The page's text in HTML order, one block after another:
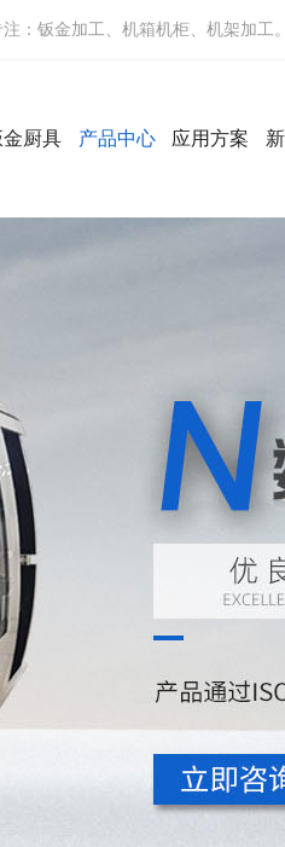
：钣金加工、机箱机柜、机架加工。
金厨具 产品中心 应用方案